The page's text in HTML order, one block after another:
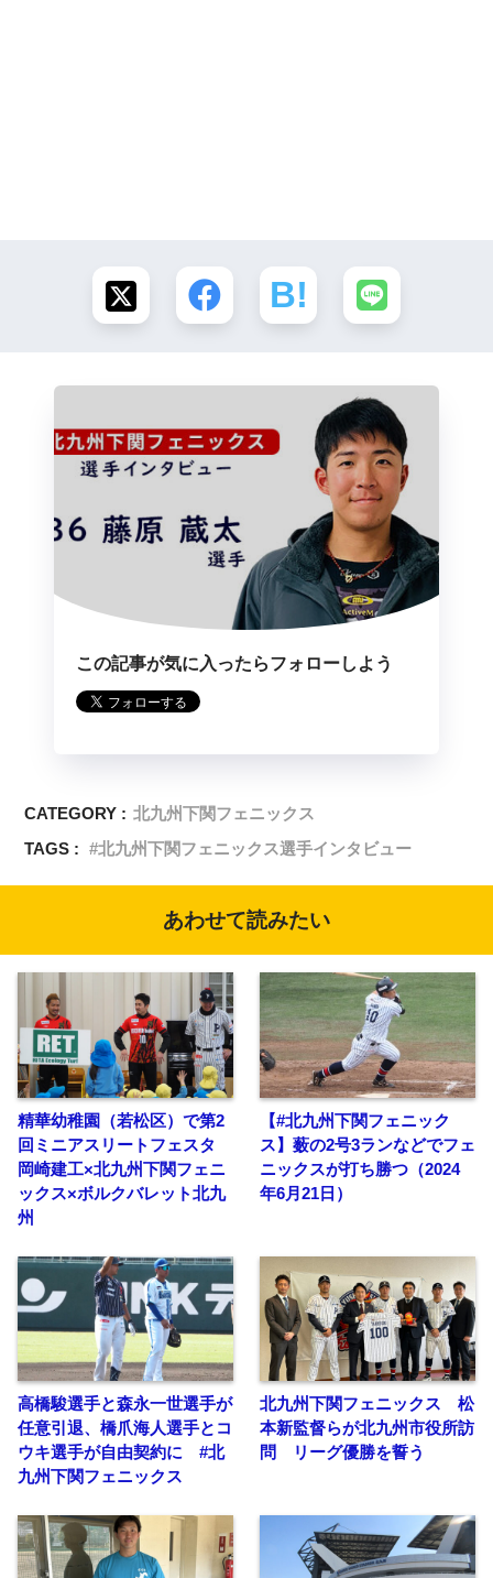
この記事が気に入ったらフォローしよう
CATEGORY : 北九州下関フェニックス
TAGS :
北九州下関フェニックス選手インタビュー
あわせて読みたい
精華幼稚園（若松区）で第2
回ミニアスリートフェスタ
岡崎建工×北九州下関フェニ
ックス×ボルクバレット北九
州
【#北九州下関フェニック
ス】薮の2号3ランなどでフェ
ニックスが打ち勝つ（2024
年6月21日）
高橋駿選手と森永一世選手が
任意引退、橋爪海人選手とコ
ウキ選手が自由契約に #北
九州下関フェニックス
北九州下関フェニックス 松
本新監督らが北九州市役所訪
問 リーグ優勝を誓う